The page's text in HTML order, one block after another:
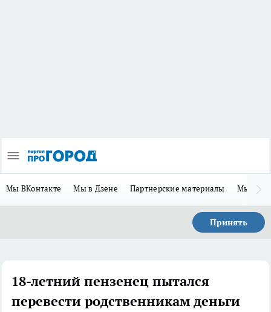
Мы ВКонтакте Мы в Дзене Партнерские материалы Мы в
Принять
18-летний пензенец пытался
перевести родственникам деньги